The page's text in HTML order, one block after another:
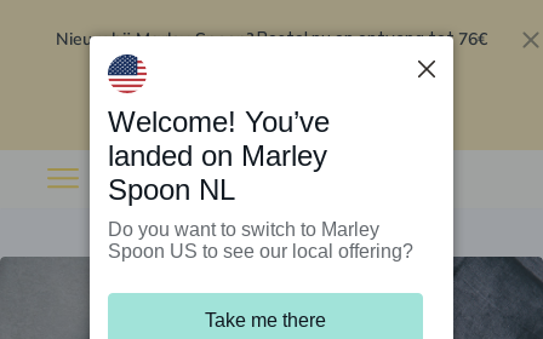
Nieuw bij Marley Spoon?Bestel nu en ontvang tot 76€
Welcome! You’ve
landed on Marley
Spoon NL
Do you want to switch to Marley
Spoon US to see our local offering?
Take me there